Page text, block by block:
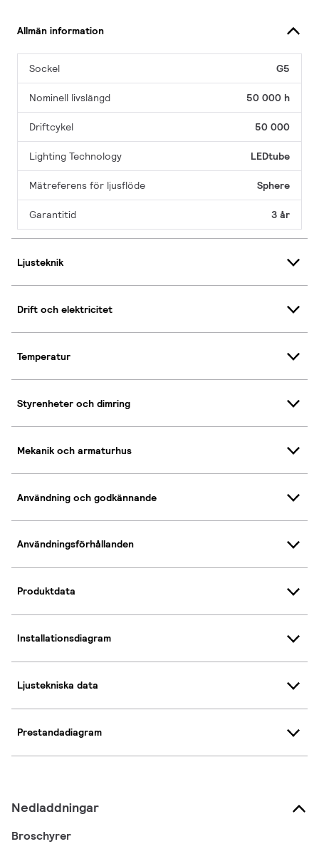
Allmän information
Sockel G5
Nominell livslängd 50 000 h
Driftcykel 50 000
Lighting Technology LEDtube
Mätreferens för ljusflöde Sphere
Garantitid 3 år
Ljusteknik
Drift och elektricitet
Temperatur
Styrenheter och dimring
Mekanik och armaturhus
Användning och godkännande
Användningsförhållanden
Produktdata
Installationsdiagram
Ljustekniska data
Prestandadiagram
Nedladdningar
Broschyrer